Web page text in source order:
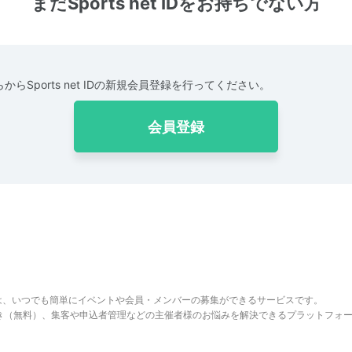
からSports net IDの新規会員登録を行ってください。
会員登録
いつでも簡単にイベントや会員・メンバーの募集ができるサービスです。
無料）、集客や申込者管理などの主催者様のお悩みを解決できるプラットフォー